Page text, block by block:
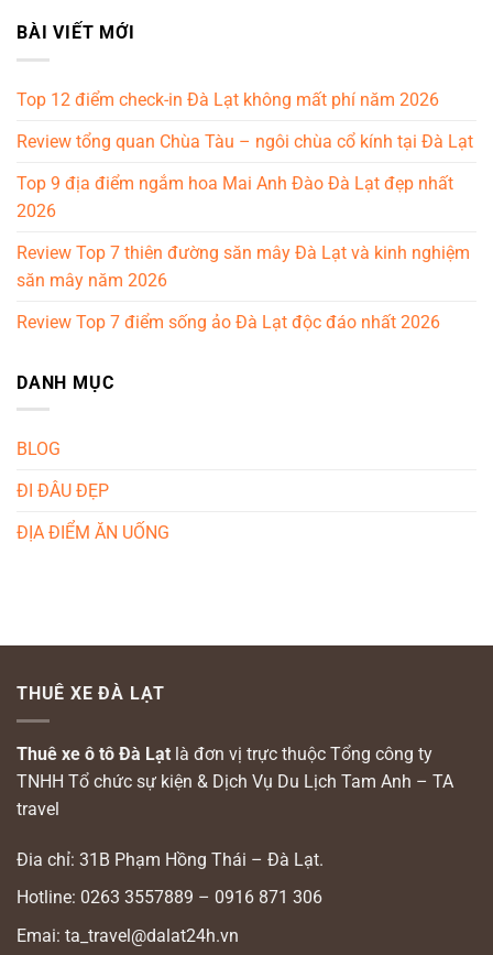
BÀI VIẾT MỚI
Top 12 điểm check-in Đà Lạt không mất phí năm 2026
Review tổng quan Chùa Tàu – ngôi chùa cổ kính tại Đà Lạt
Top 9 địa điểm ngắm hoa Mai Anh Đào Đà Lạt đẹp nhất
2026
Review Top 7 thiên đường săn mây Đà Lạt và kinh nghiệm
săn mây năm 2026
Review Top 7 điểm sống ảo Đà Lạt độc đáo nhất 2026
DANH MỤC
BLOG
ĐI ĐÂU ĐẸP
ĐỊA ĐIỂM ĂN UỐNG
THUÊ XE ĐÀ LẠT
Thuê xe ô tô Đà Lạt là đơn vị trực thuộc Tổng công ty
TNHH Tổ chức sự kiện & Dịch Vụ Du Lịch Tam Anh – TA
travel
Đia chỉ: 31B Phạm Hồng Thái – Đà Lạt.
Hotline: 0263 3557889 – 0916 871 306
Emai: ta_travel@dalat24h.vn